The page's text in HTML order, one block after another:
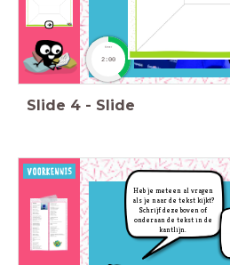
timer
2:00
Slide 4 - Slide
Heb je meteen al vragen
als je naar de tekst kijkt?
Schrijf deze boven of
onderaan de tekst in de
kantlijn.